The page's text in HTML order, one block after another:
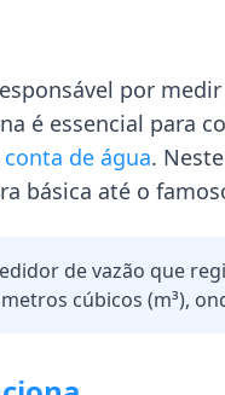
por
é essencial para
conta de água.
básica até o
de vazão que
cúbicos (m³),